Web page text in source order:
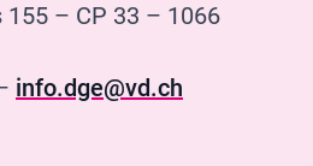
155 – CP 33 – 1066
info.dge@vd.ch